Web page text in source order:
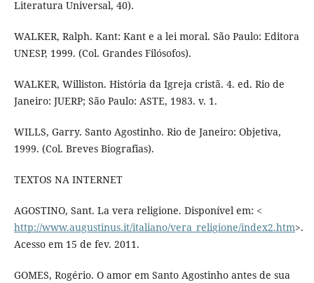
Literatura Universal, 40).
WALKER, Ralph. Kant: Kant e a lei moral. São Paulo: Editora
UNESP, 1999. (Col. Grandes Filósofos).
WALKER, Williston. História da Igreja cristã. 4. ed. Rio de
Janeiro: JUERP; São Paulo: ASTE, 1983. v. 1.
WILLS, Garry. Santo Agostinho. Rio de Janeiro: Objetiva,
1999. (Col. Breves Biografias).
TEXTOS NA INTERNET
AGOSTINO, Sant. La vera religione. Disponível em: <
http://www.augustinus.it/italiano/vera_religione/index2.htm>.
Acesso em 15 de fev. 2011.
GOMES, Rogério. O amor em Santo Agostinho antes de sua